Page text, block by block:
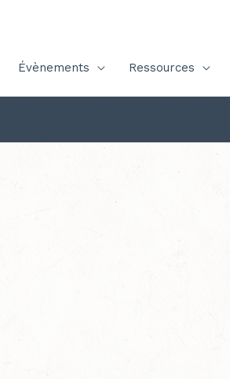
Évènements Ressources